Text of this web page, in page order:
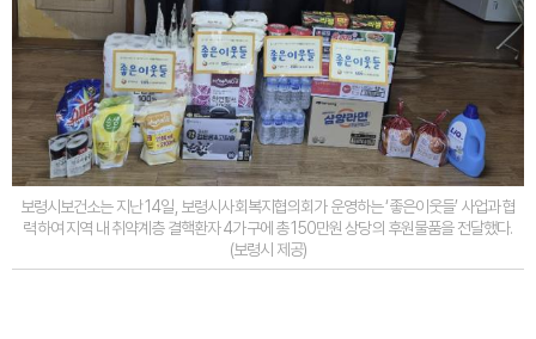
보령시보건소는 지난 14일, 보령시사회복지협의회가 운영하는 ‘좋은이웃들’ 사업과 협
력하여 지역 내 취약계층 결핵환자 4가구에 총 150만원 상당의 후원물품을 전달했다.
(보령시 제공)